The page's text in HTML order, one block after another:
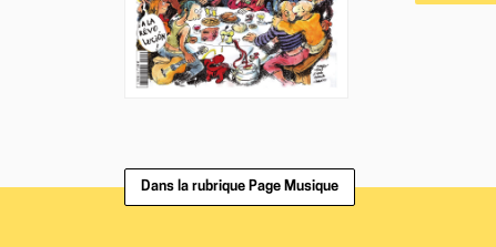
Dans la rubrique Page Musique